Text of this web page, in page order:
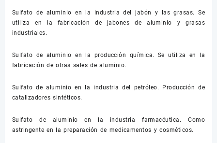
Sulfato de aluminio en la industria del jabón y las grasas. Se
utiliza en la fabricación de jabones de aluminio y grasas
industriales.
Sulfato de aluminio en la producción química. Se utiliza en la
fabricación de otras sales de aluminio.
Sulfato de aluminio en la industria del petróleo. Producción de
catalizadores sintéticos.
Sulfato de aluminio en la industria farmacéutica. Como
astringente en la preparación de medicamentos y cosméticos.